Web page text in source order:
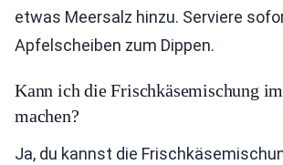
etwas Meersalz hinzu. Serviere
Apfelscheiben zum Dippen.
Kann ich die Frischkäsemischung
machen?
Ja, du kannst die